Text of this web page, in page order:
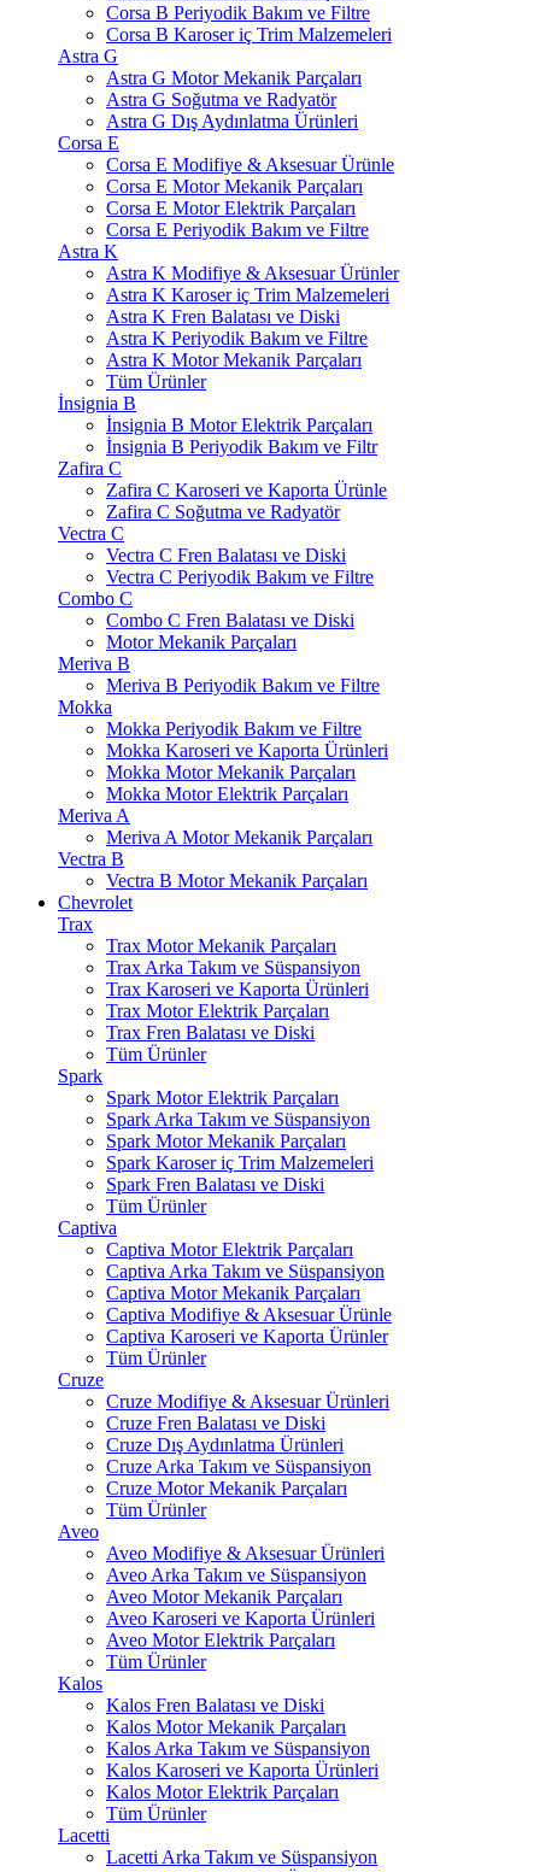
Corsa B Periyodik Bakım ve Filtre
Corsa B Karoser iç Trim Malzemeleri
Astra G
Astra G Motor Mekanik Parçaları
Astra G Soğutma ve Radyatör
Astra G Dış Aydınlatma Ürünleri
Corsa E
Corsa E Modifiye & Aksesuar Ürünle
Corsa E Motor Mekanik Parçaları
Corsa E Motor Elektrik Parçaları
Corsa E Periyodik Bakım ve Filtre
Astra K
Astra K Modifiye & Aksesuar Ürünler
Astra K Karoser iç Trim Malzemeleri
Astra K Fren Balatası ve Diski
Astra K Periyodik Bakım ve Filtre
Astra K Motor Mekanik Parçaları
Tüm Ürünler
İnsignia B
İnsignia B Motor Elektrik Parçaları
İnsignia B Periyodik Bakım ve Filtr
Zafira C
Zafira C Karoseri ve Kaporta Ürünle
Zafira C Soğutma ve Radyatör
Vectra C
Vectra C Fren Balatası ve Diski
Vectra C Periyodik Bakım ve Filtre
Combo C
Combo C Fren Balatası ve Diski
Motor Mekanik Parçaları
Meriva B
Meriva B Periyodik Bakım ve Filtre
Mokka
Mokka Periyodik Bakım ve Filtre
Mokka Karoseri ve Kaporta Ürünleri
Mokka Motor Mekanik Parçaları
Mokka Motor Elektrik Parçaları
Meriva A
Meriva A Motor Mekanik Parçaları
Vectra B
Vectra B Motor Mekanik Parçaları
Chevrolet
Trax
Trax Motor Mekanik Parçaları
Trax Arka Takım ve Süspansiyon
Trax Karoseri ve Kaporta Ürünleri
Trax Motor Elektrik Parçaları
Trax Fren Balatası ve Diski
Tüm Ürünler
Spark
Spark Motor Elektrik Parçaları
Spark Arka Takım ve Süspansiyon
Spark Motor Mekanik Parçaları
Spark Karoser iç Trim Malzemeleri
Spark Fren Balatası ve Diski
Tüm Ürünler
Captiva
Captiva Motor Elektrik Parçaları
Captiva Arka Takım ve Süspansiyon
Captiva Motor Mekanik Parçaları
Captiva Modifiye & Aksesuar Ürünle
Captiva Karoseri ve Kaporta Ürünler
Tüm Ürünler
Cruze
Cruze Modifiye & Aksesuar Ürünleri
Cruze Fren Balatası ve Diski
Cruze Dış Aydınlatma Ürünleri
Cruze Arka Takım ve Süspansiyon
Cruze Motor Mekanik Parçaları
Tüm Ürünler
Aveo
Aveo Modifiye & Aksesuar Ürünleri
Aveo Arka Takım ve Süspansiyon
Aveo Motor Mekanik Parçaları
Aveo Karoseri ve Kaporta Ürünleri
Aveo Motor Elektrik Parçaları
Tüm Ürünler
Kalos
Kalos Fren Balatası ve Diski
Kalos Motor Mekanik Parçaları
Kalos Arka Takım ve Süspansiyon
Kalos Karoseri ve Kaporta Ürünleri
Kalos Motor Elektrik Parçaları
Tüm Ürünler
Lacetti
Lacetti Arka Takım ve Süspansiyon